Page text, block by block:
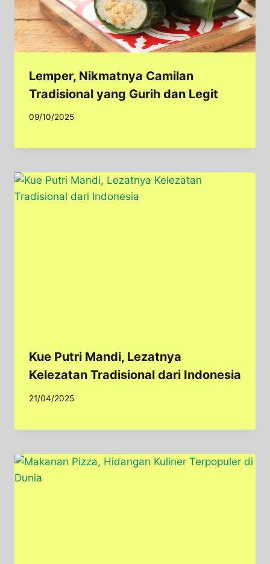
Lemper, Nikmatnya Camilan
Tradisional yang Gurih dan Legit
09/10/2025
Kue Putri Mandi, Lezatnya
Kelezatan Tradisional dari Indonesia
21/04/2025